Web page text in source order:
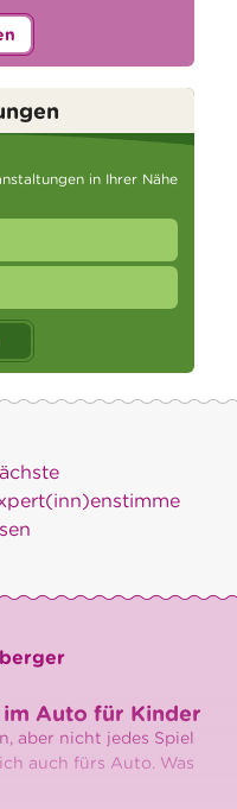
in Ihrer Nähe
Auto für Kinder
aber nicht jedes Spiel
auch fürs Auto. Was